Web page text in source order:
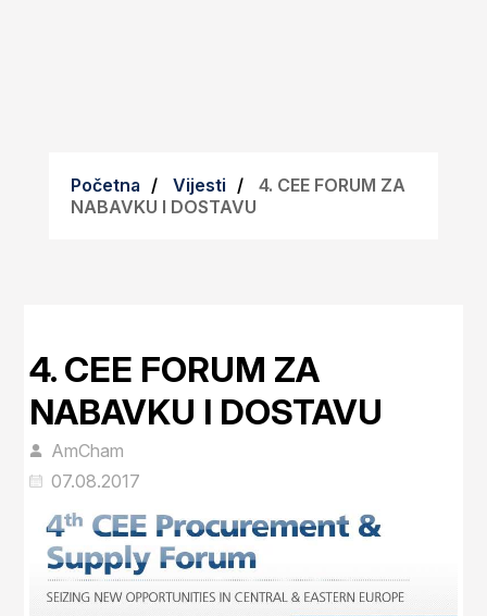
Početna Vijesti
4. CEE FORUM ZA
NABAVKU I DOSTAVU
4. CEE FORUM ZA
NABAVKU I DOSTAVU
AmCham
07.08.2017